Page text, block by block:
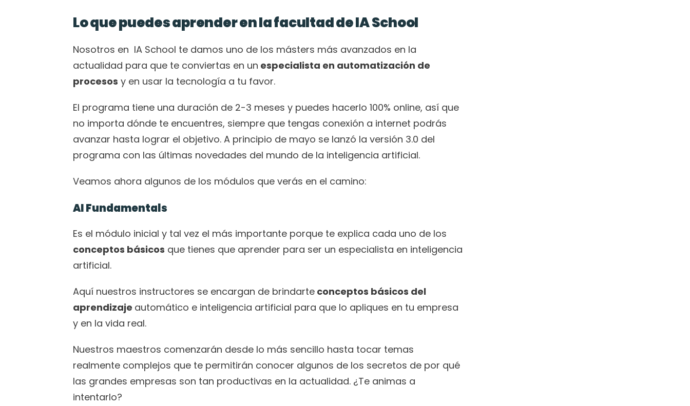
Lo que puedes aprender en la facultad de IA School
Nosotros en  IA School te damos uno de los másters más avanzados en la
actualidad para que te conviertas en un especialista en automatización de
procesos y en usar la tecnología a tu favor.
El programa tiene una duración de 2-3 meses y puedes hacerlo 100% online, así que
no importa dónde te encuentres, siempre que tengas conexión a internet podrás
avanzar hasta lograr el objetivo. A principio de mayo se lanzó la versión 3.0 del
programa con las últimas novedades del mundo de la inteligencia artificial.
Veamos ahora algunos de los módulos que verás en el camino:
AI Fundamentals
conceptos básicos que tienes que aprender para ser un especialista en inteligencia
artificial.
Aquí nuestros instructores se encargan de brindarte conceptos básicos del
aprendizaje automático e inteligencia artificial para que lo apliques en tu empresa
y en la vida real.
Nuestros maestros comenzarán desde lo más sencillo hasta tocar temas
realmente complejos que te permitirán conocer algunos de los secretos de por qué
las grandes empresas son tan productivas en la actualidad. ¿Te animas a
intentarlo?